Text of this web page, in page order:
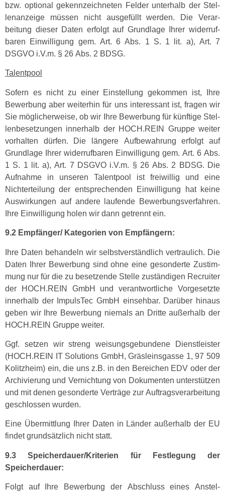
bzw. option­al gekennze­ich­neten Felder unter­halb der Stel­
lenanzeige müssen nicht aus­ge­füllt wer­den. Die Ver­ar­
beitung dieser Dat­en erfol­gt auf Grund­lage Ihrer wider­ruf­
baren Ein­willi­gung gem. Art. 6 Abs. 1 S. 1 lit. a), Art. 7
DSGVO i.V.m. § 26 Abs. 2 BDSG.
Tal­ent­pool
Sofern es nicht zu ein­er Ein­stel­lung gekom­men ist, Ihre
Bewer­bung aber weit­er­hin für uns inter­es­sant ist, fra­gen wir
Sie möglicher­weise, ob wir Ihre Bewer­bung für kün­ftige Stel­
lenbe­set­zun­gen inner­halb der HOCH.REIN Gruppe weit­er
vorhal­ten dür­fen. Die län­gere Auf­be­wahrung erfol­gt auf
Grund­lage Ihrer wider­ruf­baren Ein­willi­gung gem. Art. 6 Abs.
1 S. 1 lit. a), Art. 7 DSGVO i.V.m. § 26 Abs. 2 BDSG. Die
Auf­nahme in unseren Tal­ent­pool ist frei­willig und eine
Nichterteilung der entsprechen­den Ein­willi­gung hat keine
Auswirkun­gen auf andere laufende Bewer­bungsver­fahren.
Ihre Ein­willi­gung holen wir dann getren­nt ein.
9.2 Empfänger/ Kat­e­gorien von Empfängern:
Ihre Dat­en behan­deln wir selb­stver­ständlich ver­traulich. Die
Dat­en Ihrer Bewer­bung sind ohne eine geson­derte Zus­tim­
mung nur für die zu beset­zende Stelle zuständi­gen Recruiter
der HOCH.REIN GmbH und ver­ant­wortliche Vorge­set­zte
inner­halb der Impul­sTec GmbH ein­se­hbar. Darüber hin­aus
geben wir Ihre Bewer­bung niemals an Dritte außer­halb der
HOCH.REIN Gruppe weiter.
Ggf. set­zen wir streng weisungs­ge­bun­dene Dien­stleis­ter
(HOCH.REIN IT Solu­tions GmbH, Gräsleins­gasse 1, 97 509
Kolitzheim) ein, die uns z.B. in den Bere­ichen EDV oder der
Archivierung und Ver­nich­tung von Doku­menten unter­stützen
und mit denen geson­derte Verträge zur Auf­tragsver­ar­beitung
geschlossen wurden.
Eine Über­mit­tlung Ihrer Dat­en in Län­der außer­halb der EU
find­et grund­sät­zlich nicht statt.
9.3 Speicherdauer/Kriterien für Fes­tle­gung der
Speicherdauer:
Fol­gt auf Ihre Bewer­bung der Abschluss eines Anstel­